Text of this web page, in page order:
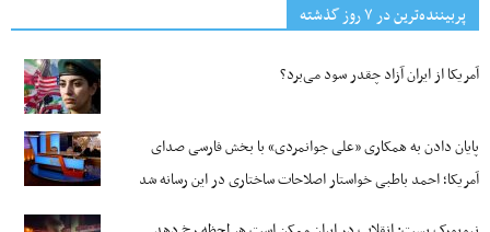
پربیننده‌ترین‌ در ۷ روز گذشته
آمریکا از ایران آزاد چقدر سود می‌برد؟
پایان دادن به همکاری «علی جوانمردی» با بخش فارسی صدای
آمریکا؛ احمد باطبی خواستار اصلاحات ساختاری در این رسانه شد